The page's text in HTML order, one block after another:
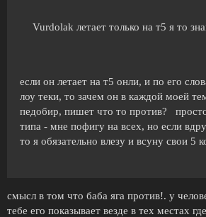
Vurdolak летает только на т5 я то
если он летает на т5 онли, и по его
лоу теки, то зачем он в каждой моей
педобир, пишет что то против?
типа - мне пофигу на всех, но если
то я обязательно влезу и всуну свои 5
смысл в том что баба яга против!. у
тебе его показывает везде в тех местах